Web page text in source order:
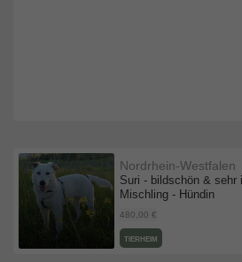
Suri - bildschön & sehr
Mischling - Hündin
Nordrhein-Westfalen
480,00 €
TIERHEIM